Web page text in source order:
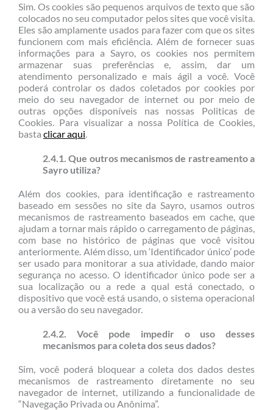
Sim. Os cookies são pequenos arquivos de texto que são
colocados no seu computador pelos sites que você visita.
Eles são amplamente usados para fazer com que os sites
funcionem com mais eficiência. Além de fornecer suas
informações para a Sayro, os cookies nos permitem
armazenar suas preferências e, assim, dar um
atendimento personalizado e mais ágil a você. Você
poderá controlar os dados coletados por cookies por
meio do seu navegador de internet ou por meio de
outras opções disponíveis nas nossas Politicas de
Cookies. Para visualizar a nossa Política de Cookies,
basta clicar aqui.
2.4.1. Que outros mecanismos de rastreamento a
Sayro utiliza?
Além dos cookies, para identificação e rastreamento
baseado em sessões no site da Sayro, usamos outros
mecanismos de rastreamento baseados em cache, que
ajudam a tornar mais rápido o carregamento de páginas,
com base no histórico de páginas que você visitou
anteriormente. Além disso, um ‘Identificador único’ pode
ser usado para monitorar a sua atividade, dando maior
segurança no acesso. O identificador único pode ser a
sua localização ou a rede a qual está conectado, o
dispositivo que você está usando, o sistema operacional
ou a versão do seu navegador.
2.4.2. Você pode impedir o uso desses
mecanismos para coleta dos seus dados?
Sim, você poderá bloquear a coleta dos dados destes
mecanismos de rastreamento diretamente no seu
navegador de internet, utilizando a funcionalidade de
“Navegação Privada ou Anônima”.